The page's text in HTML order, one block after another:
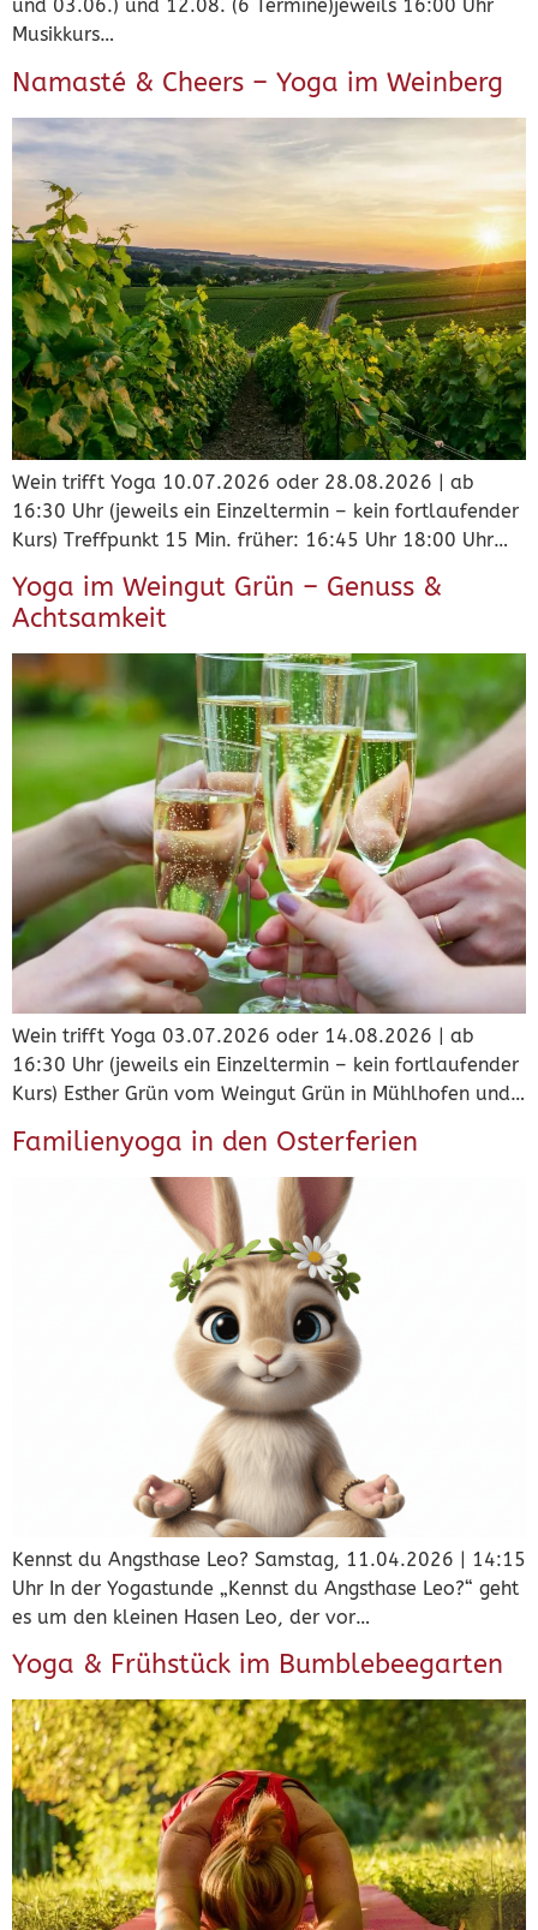
und 03.06.) und 12.08. (6 Termine)jeweils 16:00 Uhr
Musikkurs…
Namasté & Cheers – Yoga im Weinberg
Wein trifft Yoga 10.07.2026 oder 28.08.2026 | ab
16:30 Uhr (jeweils ein Einzeltermin – kein fortlaufender
Kurs) Treffpunkt 15 Min. früher: 16:45 Uhr 18:00 Uhr…
Yoga im Weingut Grün – Genuss &
Achtsamkeit
Wein trifft Yoga 03.07.2026 oder 14.08.2026 | ab
16:30 Uhr (jeweils ein Einzeltermin – kein fortlaufender
Kurs) Esther Grün vom Weingut Grün in Mühlhofen und…
Familienyoga in den Osterferien
Kennst du Angsthase Leo? Samstag, 11.04.2026 | 14:15
Uhr In der Yogastunde „Kennst du Angsthase Leo?“ geht
es um den kleinen Hasen Leo, der vor…
Yoga & Frühstück im Bumblebeegarten